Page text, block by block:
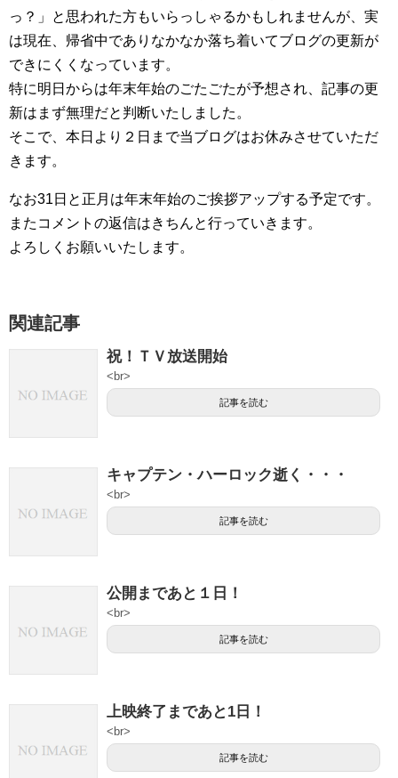
っ？」と思われた方もいらっしゃるかもしれませんが、実
は現在、帰省中でありなかなか落ち着いてブログの更新が
できにくくなっています。
特に明日からは年末年始のごたごたが予想され、記事の更
新はまず無理だと判断いたしました。
そこで、本日より２日まで当ブログはお休みさせていただ
きます。
なお31日と正月は年末年始のご挨拶アップする予定です。
またコメントの返信はきちんと行っていきます。
よろしくお願いいたします。
関連記事
祝！ＴＶ放送開始
<br>
記事を読む
キャプテン・ハーロック逝く・・・
<br>
記事を読む
公開まであと１日！
<br>
記事を読む
上映終了まであと1日！
<br>
記事を読む